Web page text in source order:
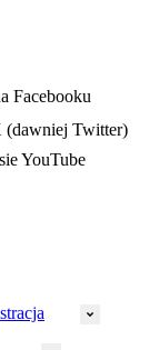
Facebooku
(dawniej Twitter)
YouTube